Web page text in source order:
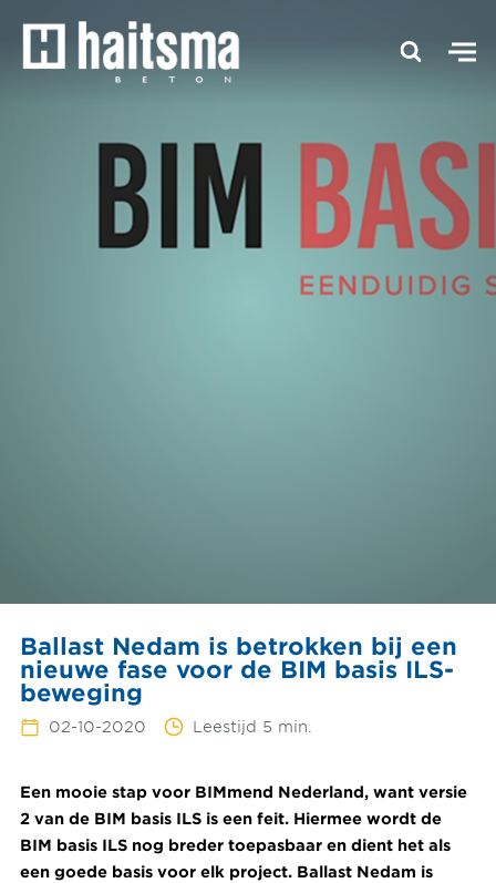
Ballast Nedam is betrokken bij een
nieuwe fase voor de BIM basis ILS-
beweging
02-10-2020 Leestijd 5 min.
Een mooie stap voor BIMmend Nederland, want versie
2 van de BIM basis ILS is een feit. Hiermee wordt de
BIM basis ILS nog breder toepasbaar en dient het als
een goede basis voor elk project. Ballast Nedam is